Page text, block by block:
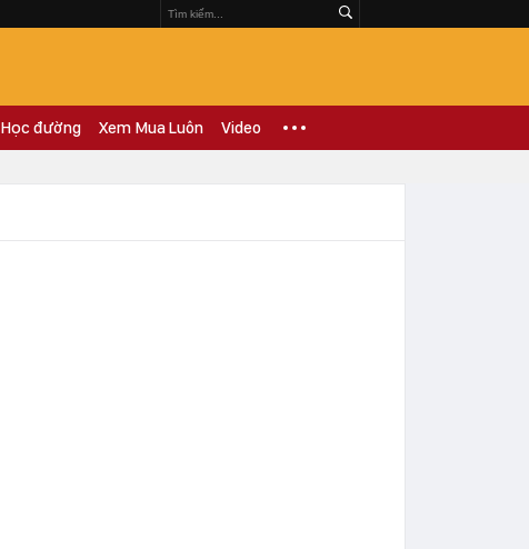
Học đường Xem Mua Luôn Video